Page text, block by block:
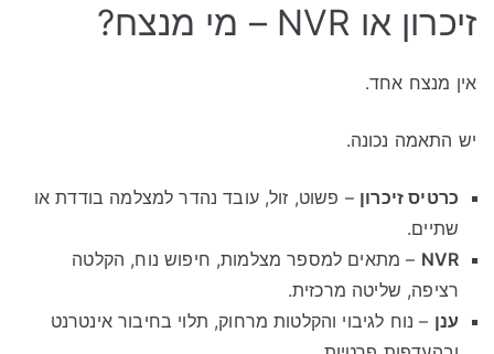
זיכרון או NVR – מי מנצח?
אין מנצח אחד.
יש התאמה נכונה.
כרטיס זיכרון – פשוט, זול, עובד נהדר למצלמה בודדת או
שתיים.
NVR – מתאים למספר מצלמות, חיפוש נוח, הקלטה
רציפה, שליטה מרכזית.
ענן – נוח לגיבוי והקלטות מרחוק, תלוי בחיבור אינטרנט